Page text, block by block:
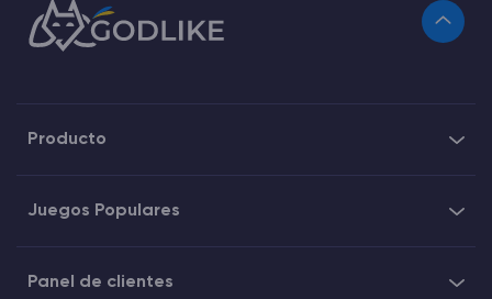
Producto
Juegos Populares
Panel de clientes